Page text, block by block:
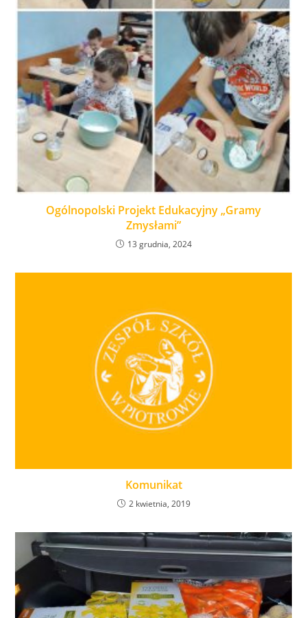
Ogólnopolski Projekt Edukacyjny „Gramy
Zmysłami”
13 grudnia, 2024
Komunikat
2 kwietnia, 2019